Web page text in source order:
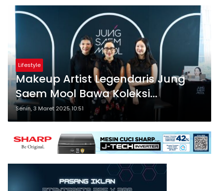
Lifestyle
Makeup Artist Legendaris Jung
Saem Mool Bawa Koleksi
Ikoniknya ke Indonesia
Senin, 3 Maret 2025 10:51